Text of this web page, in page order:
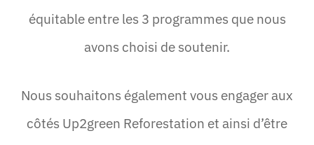
équitable entre les 3 programmes que nous
avons choisi de soutenir.
Nous souhaitons également vous engager aux
côtés Up2green Reforestation et ainsi d’être